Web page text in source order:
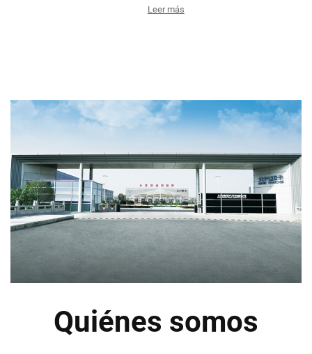
NEXTAR se llevó el premio CTOY 2024 como ganador...
Quiénes somos